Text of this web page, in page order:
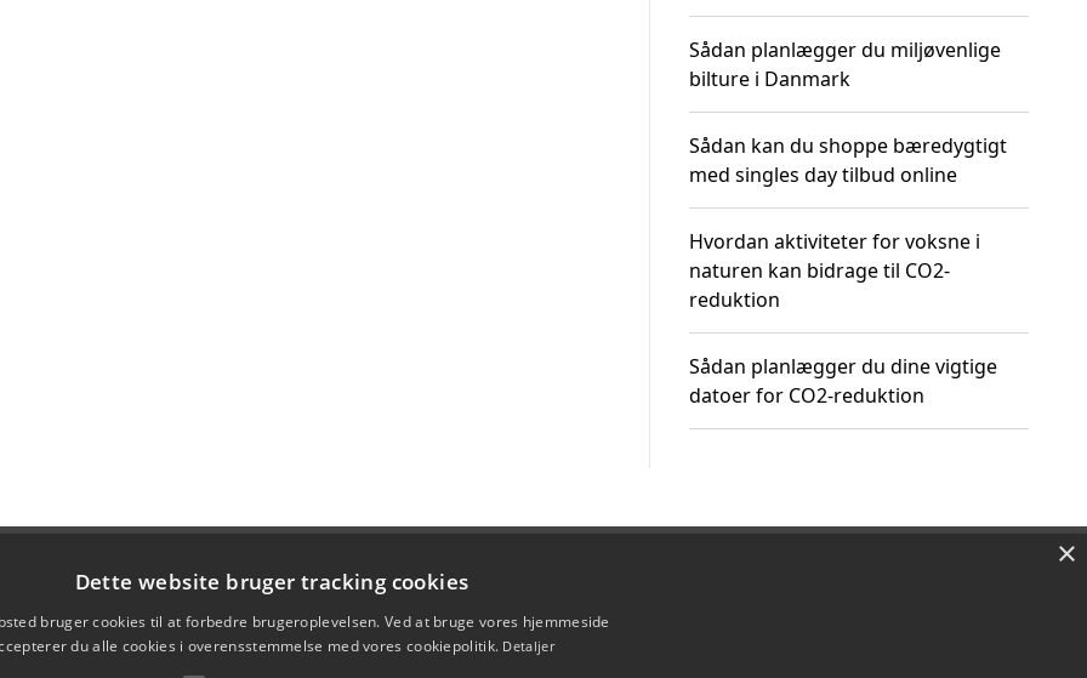
Sådan planlægger du miljøvenlige
bilture i Danmark
Sådan kan du shoppe bæredygtigt
med singles day tilbud online
Hvordan aktiviteter for voksne i
naturen kan bidrage til CO2-
reduktion
Sådan planlægger du dine vigtige
datoer for CO2-reduktion
×
Dette website bruger tracking cookies
bruger cookies til at forbedre brugeroplevelsen. Ved at bruge vores hjemmeside
du alle cookies i overensstemmelse med vores cookiepolitik. Detaljer